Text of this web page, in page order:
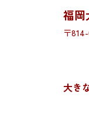
福岡
〒
大き